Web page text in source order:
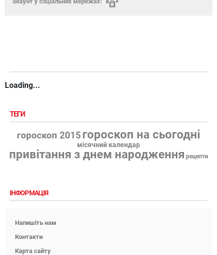
Loading...
ТЕГИ
гороскоп 2015 гороскоп на сьогодні
місячний календар
привітання з днем народження рецепти
ІНФОРМАЦІЯ
Напишіть нам
Контакти
Карта сайту